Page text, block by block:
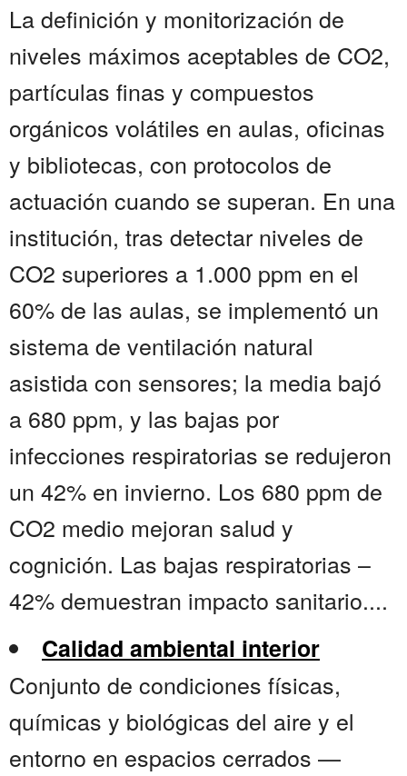
La definición y monitorización de
niveles máximos aceptables de CO2,
partículas finas y compuestos
orgánicos volátiles en aulas, oficinas
y bibliotecas, con protocolos de
actuación cuando se superan. En una
institución, tras detectar niveles de
CO2 superiores a 1.000 ppm en el
60% de las aulas, se implementó un
sistema de ventilación natural
asistida con sensores; la media bajó
a 680 ppm, y las bajas por
infecciones respiratorias se redujeron
un 42% en invierno. Los 680 ppm de
CO2 medio mejoran salud y
cognición. Las bajas respiratorias –
42% demuestran impacto sanitario....
Calidad ambiental interior
Conjunto de condiciones físicas,
químicas y biológicas del aire y el
entorno en espacios cerrados —